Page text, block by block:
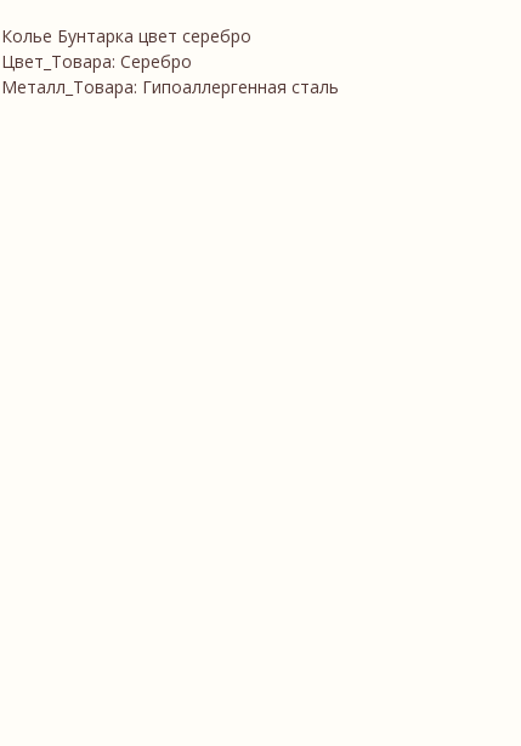
Колье Бунтарка цвет серебро
Цвет_Товара: Серебро
Металл_Товара: Гипоаллергенная сталь